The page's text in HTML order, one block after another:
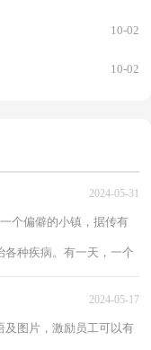
10-02
10-02
2024-05-31
个偏僻的小镇，据传有
种疾病。有一天，一个
2024-05-17
及图片，激励员工可以有